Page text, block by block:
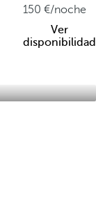
150
/noche
Ver
disponibilidad